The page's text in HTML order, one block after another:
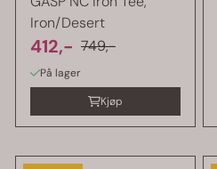
Iron/Desert
412,- 749,-
På lager
Kjøp